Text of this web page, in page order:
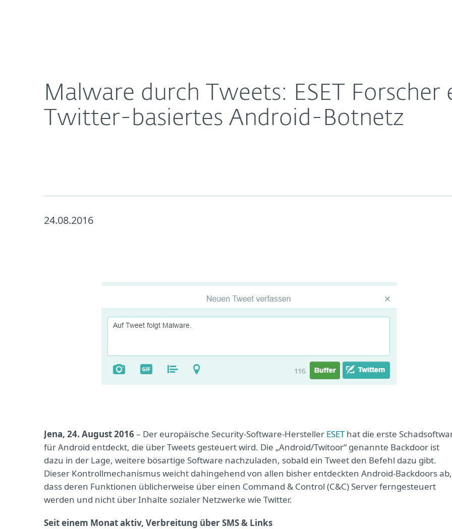
Malware durch Tweets: ESET Forscher
Twitter-basiertes Android-Botnetz
24.08.2016
Jena, 24. August 2016 – Der europäische Security-Software-Hersteller ESEThat die erste
für Android entdeckt, die über Tweets gesteuert wird. Die „Android/Twitoor“ genannte Backdoor ist
dazu in der Lage, weitere bösartige Software nachzuladen, sobald ein Tweet den Befehl dazu gibt.
Dieser Kontrollmechanismus weicht dahingehend von allen bisher entdeckten Android-Backdoors ab,
dass deren Funktionen üblicherweise über einen Command & Control (C&C) Server ferngesteuert
werden und nicht über Inhalte sozialer Netzwerke wie Twitter.
Seit einem Monat aktiv, Verbreitung über SMS & Links